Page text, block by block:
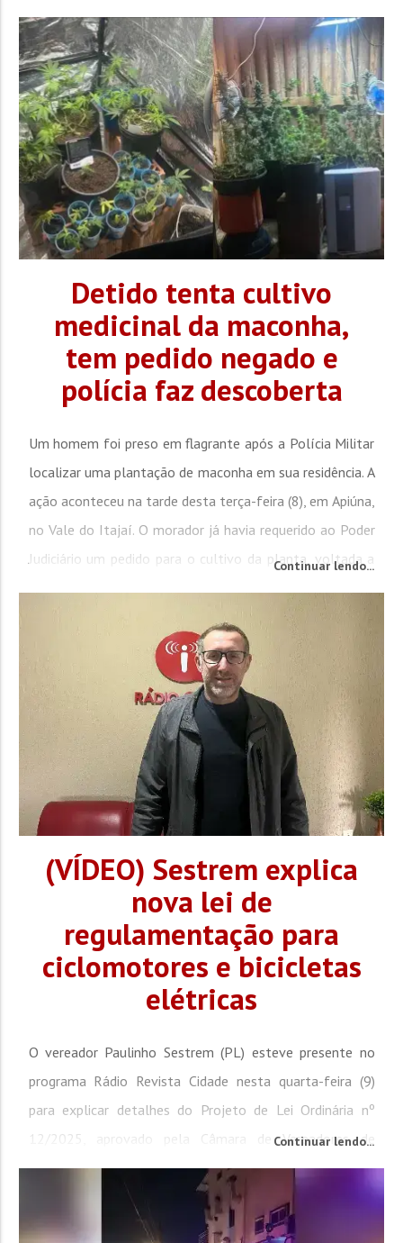
determinações anteriores, em que proíbe a plataforma
de divulgar anúncios falsos que usam o nome, marca e
imagem da...
Detido tenta cultivo
medicinal da maconha,
tem pedido negado e
polícia faz descoberta
Um homem foi preso em flagrante após a Polícia Militar
localizar uma plantação de maconha em sua residência. A
ação aconteceu na tarde desta terça-feira (8), em Apiúna,
no Vale do Itajaí. O morador já havia requerido ao Poder
Judiciário um pedido para o cultivo da planta, voltada a
guarnição chegou ao local e foi recebida pela...
Continuar lendo...
(VÍDEO) Sestrem explica
nova lei de
regulamentação para
ciclomotores e bicicletas
elétricas
O vereador Paulinho Sestrem (PL) esteve presente no
programa Rádio Revista Cidade nesta quarta-feira (9)
para explicar detalhes do Projeto de Lei Ordinária nº
12/2025, aprovado pela Câmara de Vereadores de
Brusque na terça-feira (8). A nova legislação regulamenta
a circulação de ciclomotores, bicicletas elétricas e
equipamentos de mobilidade individual autopropelidos
Continuar lendo...